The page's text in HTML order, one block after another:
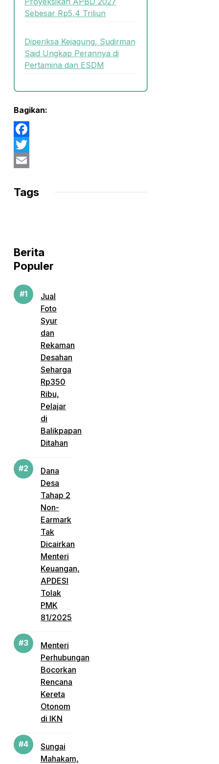
Sebesar Rp5,4 Triliun
Diperiksa Kejagung, Sudirman
Said Ungkap Perannya di
Pertamina dan ESDM
Bagikan:
Facebook
Twitter
Tags
Berita
Populer
Jual
Foto
Syur
dan
Rekaman
Desahan
Seharga
Rp350
Ribu,
Pelajar
di
Balikpapan
Ditahan
Dana
Desa
Tahap 2
Non-
Earmark
Tak
Dicairkan
Menteri
Keuangan,
APDESI
Tolak
PMK
81/2025
Menteri
Perhubungan
Bocorkan
Rencana
Kereta
Otonom
di IKN
Sungai
Mahakam,